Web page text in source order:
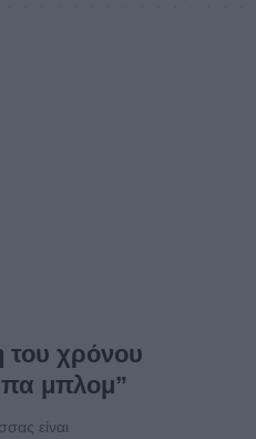
του χρόνου
μπλομ”
είναι